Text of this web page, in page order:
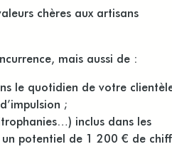
chères aux artisans
mais aussi de :
le quotidien de votre
;
inclus dans les
un potentiel de 1 200 € de